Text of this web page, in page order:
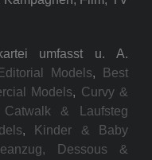
umfasst u. A.
Models,
Best
Models, Curvy &
Catwalk & Laufsteg
,
Kinder & Baby
Dessous &